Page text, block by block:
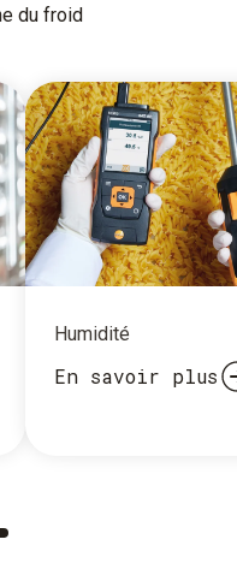
du froid
Humidité
En savoir plus